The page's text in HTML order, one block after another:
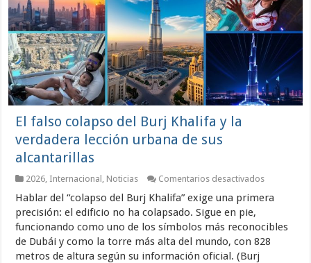
El falso colapso del Burj Khalifa y la
verdadera lección urbana de sus
alcantarillas
2026 Internacional Noticias Comentarios desactivadosen
falso
Burj
Khalifa
Hablar del “colapso del Burj Khalifa” exige una primera
precisión: el edificio no ha colapsado. Sigue en pie,
funcionando como uno de los símbolos más reconocibles
de Dubái y como la torre más alta del mundo, con 828
metros de altura según su información oficial. (Burj